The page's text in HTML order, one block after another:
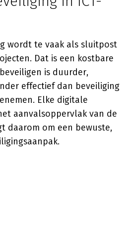
wordt te vaak als sluitpost
Dat is een kostbare
is duurder,
effectief dan beveiliging
Elke digitale
aanvalsoppervlak van de
daarom om een bewuste,